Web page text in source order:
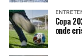
Copa
onde